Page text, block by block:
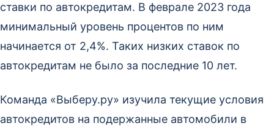
ставки по автокредитам. В феврале 2023 года
минимальный уровень процентов по ним
начинается от 2,4%. Таких низких ставок по
автокредитам не было за последние 10 лет.
Команда «Выберу.ру» изучила текущие условия
автокредитов на подержанные автомобили в